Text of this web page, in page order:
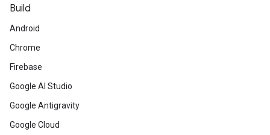
Build
Android
Chrome
Firebase
Google AI Studio
Google Antigravity
Google Cloud